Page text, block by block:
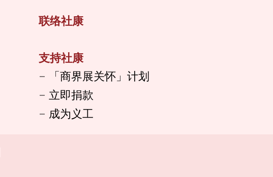
联络社康
支持社康
「商界展关怀」计划
立即捐款
成为义工